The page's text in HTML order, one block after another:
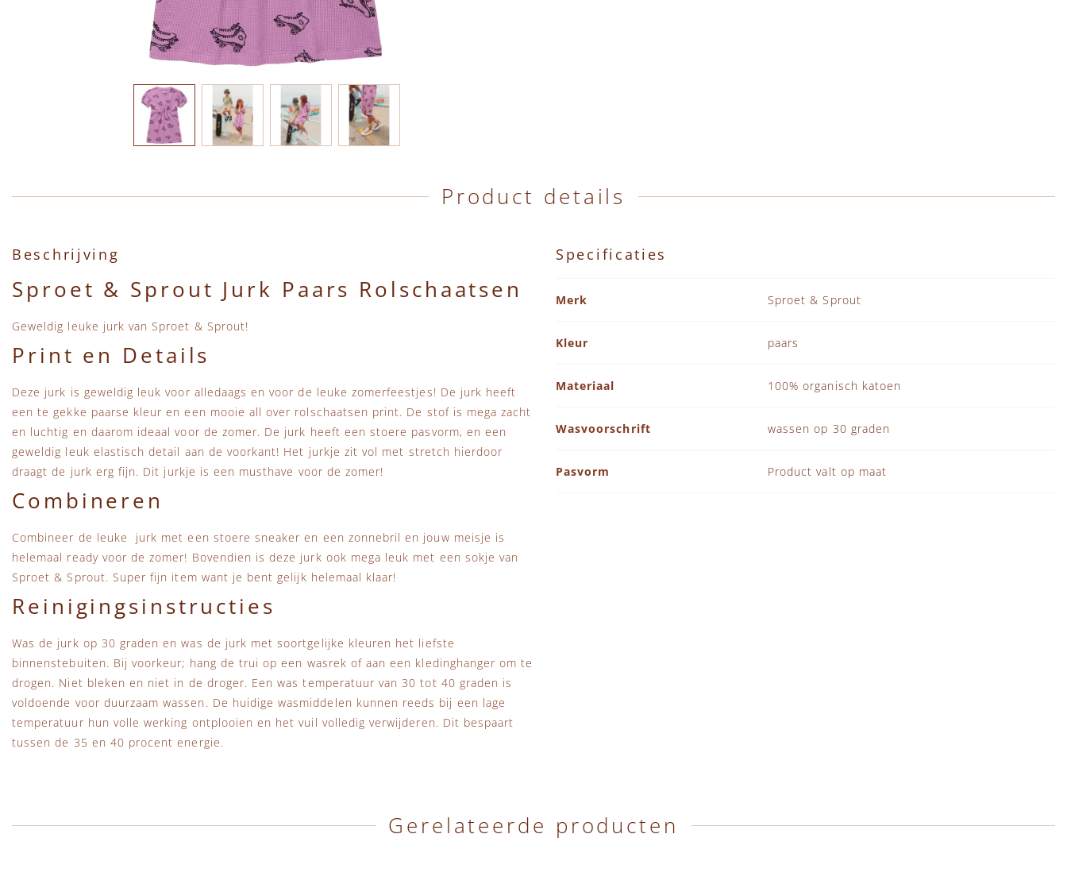
Product details
Beschrijving
Sproet & Sprout Jurk Paars Rolschaatsen
Geweldig leuke jurk van Sproet & Sprout!
Print en Details
Deze jurk is geweldig leuk voor alledaags en voor de leuke zomerfeestjes! De jurk heeft
een te gekke paarse kleur en een mooie all over rolschaatsen print. De stof is mega zacht
en luchtig en daarom ideaal voor de zomer. De jurk heeft een stoere pasvorm, en een
geweldig leuk elastisch detail aan de voorkant! Het jurkje zit vol met stretch hierdoor
draagt de jurk erg fijn. Dit jurkje is een musthave voor de zomer!
Combineren
Combineer de leuke jurk met een stoere sneaker en een zonnebril en jouw meisje is
helemaal ready voor de zomer! Bovendien is deze jurk ook mega leuk met een sokje van
Sproet & Sprout. Super fijn item want je bent gelijk helemaal klaar!
Reinigingsinstructies
Was de jurk op 30 graden en was de jurk met soortgelijke kleuren het liefste
binnenstebuiten. Bij voorkeur; hang de trui op een wasrek of aan een kledinghanger om te
drogen. Niet bleken en niet in de droger. Een was temperatuur van 30 tot 40 graden is
voldoende voor duurzaam wassen. De huidige wasmiddelen kunnen reeds bij een lage
temperatuur hun volle werking ontplooien en het vuil volledig verwijderen. Dit bespaart
tussen de 35 en 40 procent energie.
Specificaties
Merk
Sproet & Sprout
Kleur paars
Materiaal 100% organisch katoen
Wasvoorschrift wassen op 30 graden
Pasvorm Product valt op maat
Gerelateerde producten